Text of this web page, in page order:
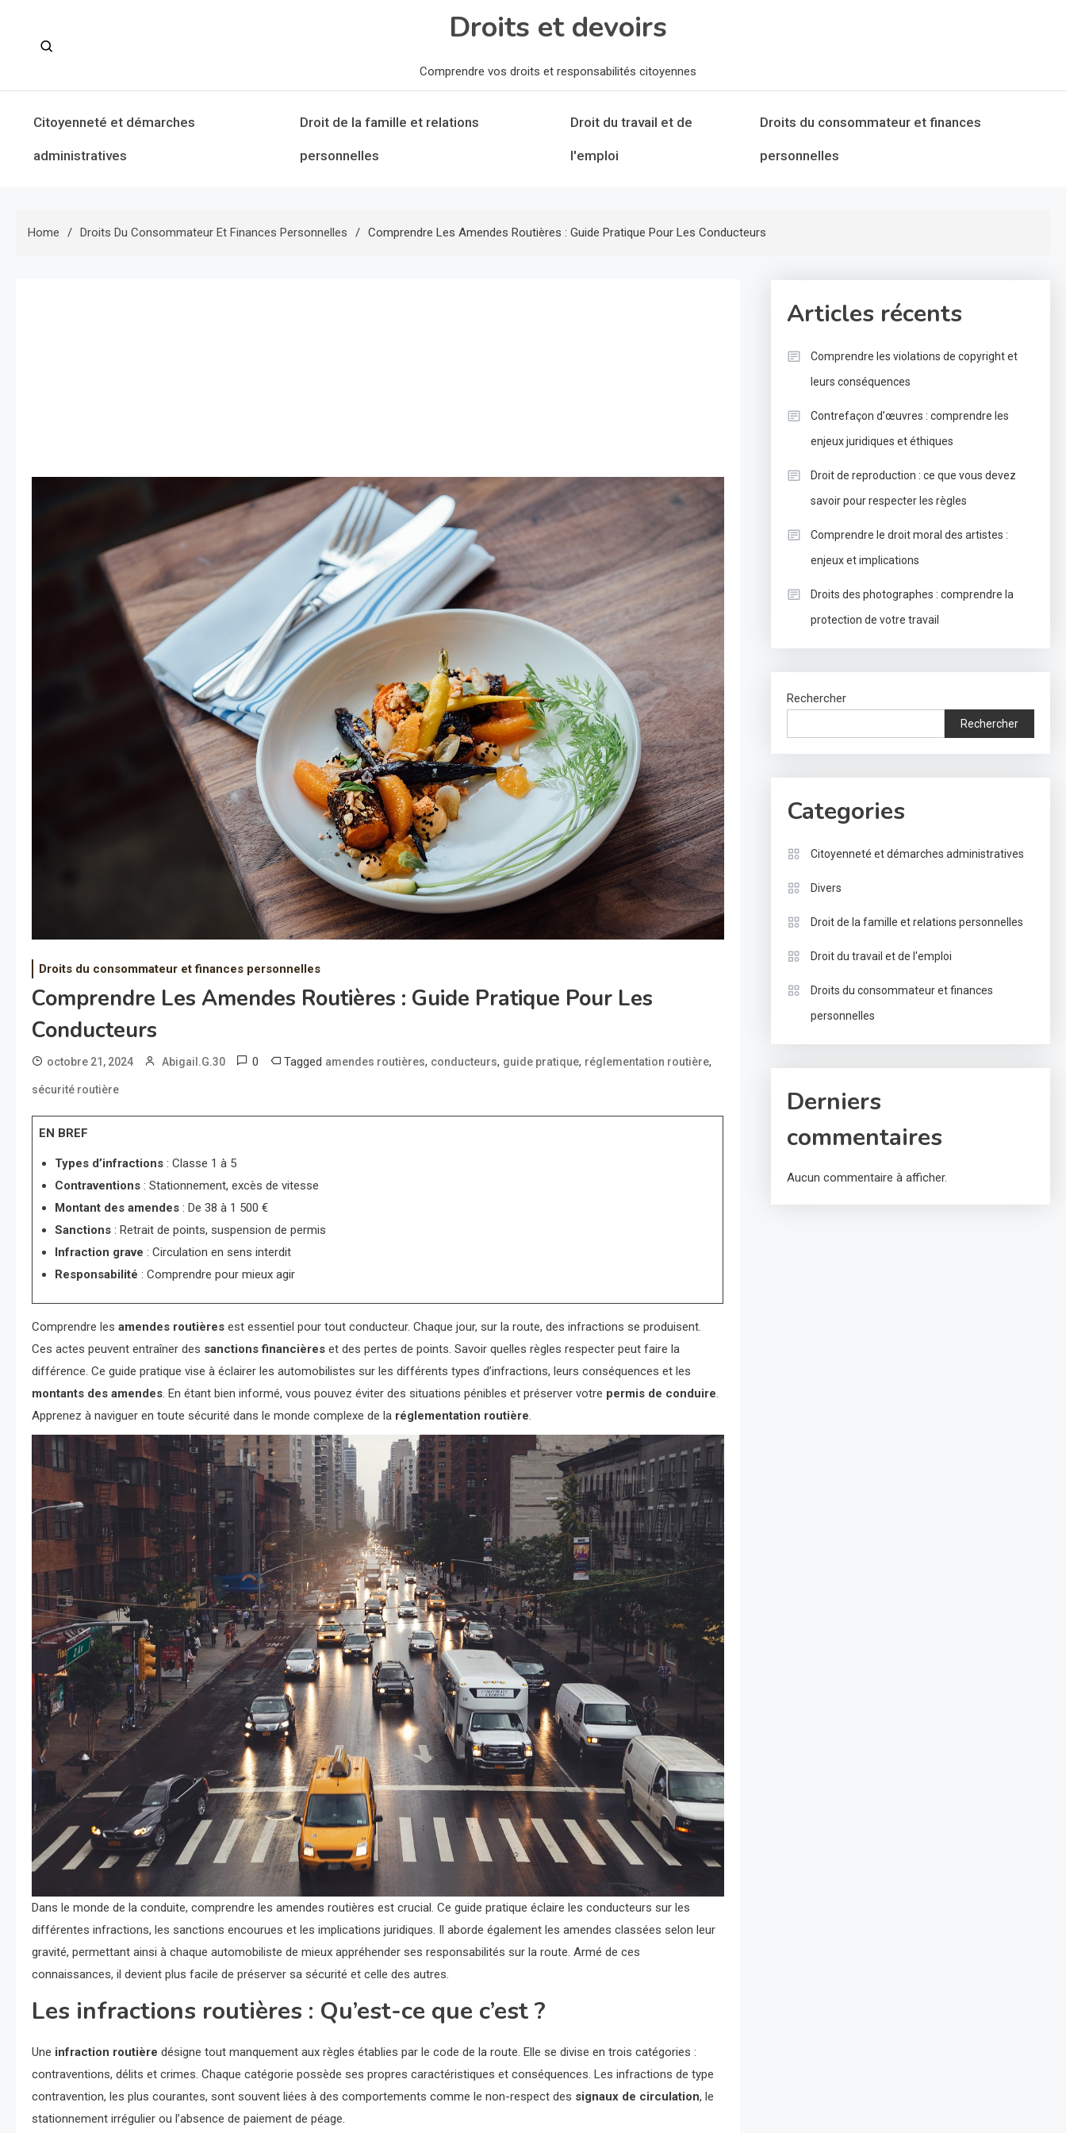
Droits et devoirs
Comprendre vos droits et responsabilités citoyennes
Citoyenneté et démarches
administratives
Droit de la famille et relations
personnelles
Droit du travail et de
l'emploi
Droits du consommateur et finances
personnelles
Home Droits Du Consommateur Et Finances Personnelles Comprendre Les Amendes Routières : Guide Pratique Pour Les Conducteurs
Droits du consommateur et finances personnelles
Comprendre Les Amendes Routières : Guide Pratique Pour Les
Conducteurs
octobre 21, 2024 Abigail.G.30 0 Tagged amendes routières, conducteurs, guide pratique, réglementation routière,
sécurité routière
EN BREF
Types d’infractions: Classe 1 à 5
Contraventions: Stationnement, excès de vitesse
Montant des amendes: De 38 à 1 500 €
Sanctions: Retrait de points, suspension de permis
Infraction grave : Circulation en sens interdit
Responsabilité : Comprendre pour mieux agir
Comprendre les amendes routières est essentiel pour tout conducteur. Chaque jour, sur la route, des infractions se produisent.
Ces actes peuvent entraîner des sanctions financières et des pertes de points. Savoir quelles règles respecter peut faire la
différence. Ce guide pratique vise à éclairer les automobilistes sur les différents types d’infractions, leurs conséquences et les
montants des amendes. En étant bien informé, vous pouvez éviter des situations pénibles et préserver votre permis de conduire.
Apprenez à naviguer en toute sécurité dans le monde complexe de la réglementation routière.
Dans le monde de la conduite, comprendre les amendes routières est crucial. Ce guide pratique éclaire les conducteurs sur les
différentes infractions, les sanctions encourues et les implications juridiques. Il aborde également les amendes classées selon leur
gravité, permettant ainsi à chaque automobiliste de mieux appréhender ses responsabilités sur la route. Armé de ces
connaissances, il devient plus facile de préserver sa sécurité et celle des autres.
Les infractions routières : Qu’est-ce que c’est ?
Une infraction routière désigne tout manquement aux règles établies par le code de la route. Elle se divise en trois catégories :
contraventions, délits et crimes. Chaque catégorie possède ses propres caractéristiques et conséquences. Les infractions de type
contravention, les plus courantes, sont souvent liées à des comportements comme le non-respect des signaux de circulation, le
stationnement irrégulier ou l’absence de paiement de péage.
Articles récents
Comprendre les violations de copyright et
leurs conséquences
Contrefaçon d’œuvres : comprendre les
enjeux juridiques et éthiques
Droit de reproduction : ce que vous devez
savoir pour respecter les règles
Comprendre le droit moral des artistes :
enjeux et implications
Droits des photographes : comprendre la
protection de votre travail
Rechercher
Rechercher
Categories
Citoyenneté et démarches administratives
Divers
Droit de la famille et relations personnelles
Droit du travail et de l'emploi
Droits du consommateur et finances
personnelles
Derniers
commentaires
Aucun commentaire à afficher.